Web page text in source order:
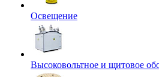
Освещение
Высоковольтное и щитовое